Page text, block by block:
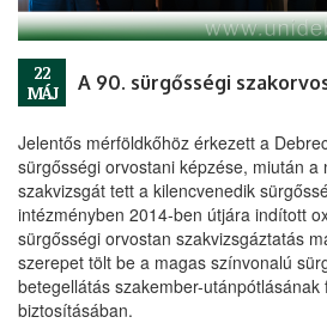
22
MÁJ
Jelentős mérföldkőhöz érkezett a
sürgősségi orvostani képzése, miután a
szakvizsgát tett a kilencvenedik
intézményben 2014-ben útjára indított
sürgősségi orvostan szakvizsgáztatás
szerepet tölt be a magas színvonalú
betegellátás szakember-utánpótlásának
biztosításában.